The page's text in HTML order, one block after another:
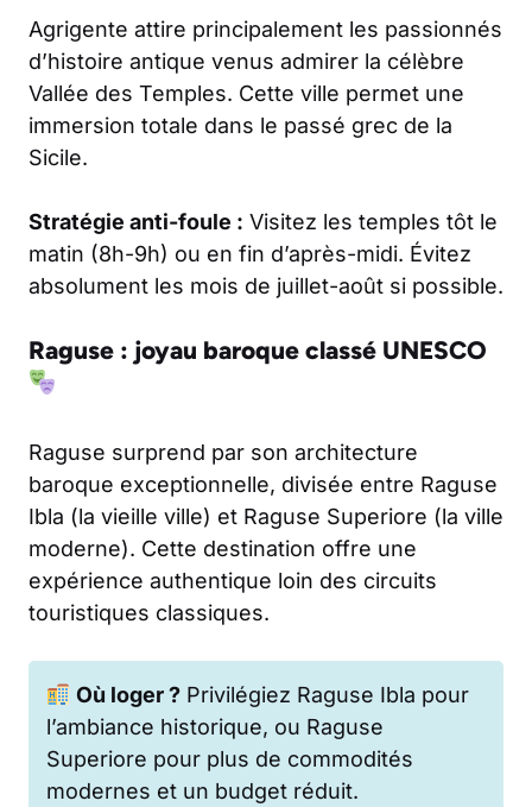
Agrigente attire principalement les passionnés
d’histoire antique venus admirer la célèbre
Vallée des Temples. Cette ville permet une
immersion totale dans le passé grec de la
Sicile.
Stratégie anti-foule : Visitez les temples tôt le
matin (8h-9h) ou en fin d’après-midi. Évitez
absolument les mois de juillet-août si possible.
Raguse : joyau baroque classé UNESCO
Raguse surprend par son architecture
baroque exceptionnelle, divisée entre Raguse
Ibla (la vieille ville) et Raguse Superiore (la ville
moderne). Cette destination offre une
expérience authentique loin des circuits
touristiques classiques.
Où loger ?Privilégiez Raguse Ibla pour
l’ambiance historique, ou Raguse
Superiore pour plus de commodités
modernes et un budget réduit.